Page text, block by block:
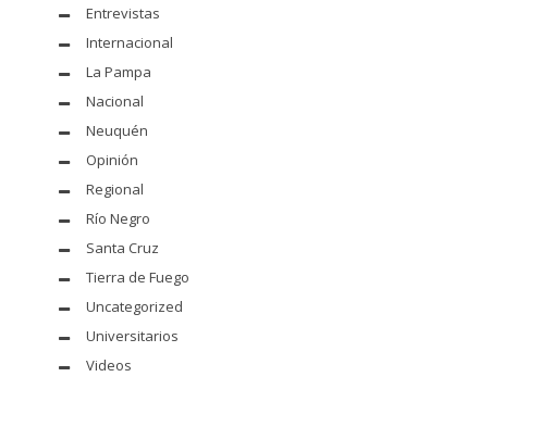
Entrevistas
Internacional
La Pampa
Nacional
Neuquén
Opinión
Regional
Río Negro
Santa Cruz
Tierra de Fuego
Uncategorized
Universitarios
Videos